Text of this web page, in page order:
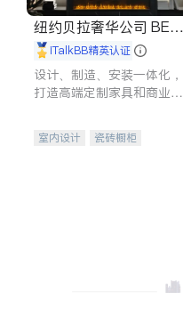
纽约贝拉奢华公司 BELL
A LUXE
iTalkBB精英认证
设计、制造、安装一体化，
打造高端定制家具和商业空
室内设计
瓷砖橱柜